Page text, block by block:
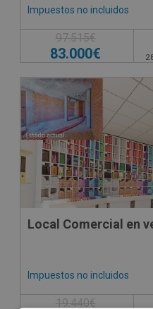
Impuestos no incluidos
97.515€
83.000€
Local Comercial en
Impuestos no incluidos
19.440€